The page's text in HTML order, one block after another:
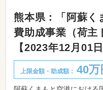
熊本県：「阿蘇く
費助成事業（荷主
【2023年12月01日
上限金額・助成額： 40万